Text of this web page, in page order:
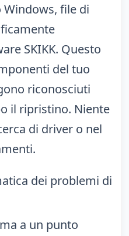
file di
SKIKK. Questo
del tuo
riconosciuti
il ripristino. Niente
di driver o nel
dei problemi di
a un punto